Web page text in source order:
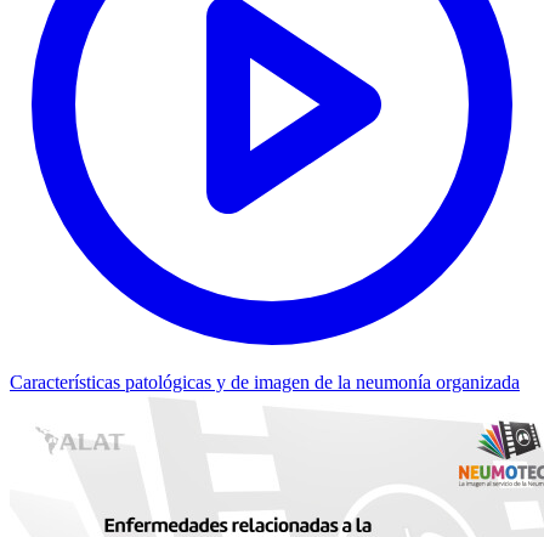
Características patológicas y de imagen de la neumonía organizada